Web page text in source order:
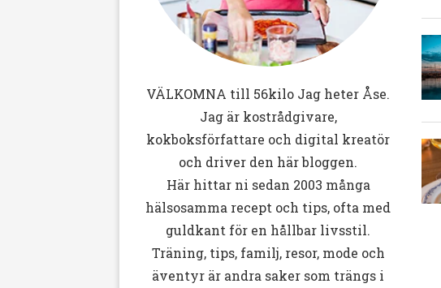
VÄLKOMNA till 56kilo Jag heter Åse.
Jag är kostrådgivare,
kokboksförfattare och digital kreatör
och driver den här bloggen.
Här hittar ni sedan 2003 många
hälsosamma recept och tips, ofta med
guldkant för en hållbar livsstil.
Träning, tips, familj, resor, mode och
äventyr är andra saker som trängs i